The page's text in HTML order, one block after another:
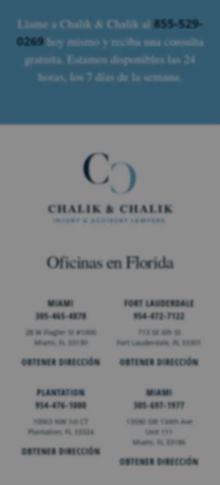
Llame a Chalik & Chalik al 855-529-
0269hoy mismo y reciba una consulta
gratuita. Estamos disponibles las 24
horas, los 7 días de la semana.
Oficinas en Florida
MIAMI
305-465-4878
28 W Flagler St #1000
Miami, FL 33130
OBTENER DIRECCIÓN
FORT LAUDERDALE
954-472-7122
713 SE 6th St
Fort Lauderdale,FL 33301
OBTENER DIRECCIÓN
PLANTATION
954-476-1000
10063 NW 1st CT
Plantation, FL 33324
OBTENER DIRECCIÓN
MIAMI
305-697-1977
13590 SW 134th Ave
Unit 111
Miami, FL 33186
OBTENER DIRECCIÓN